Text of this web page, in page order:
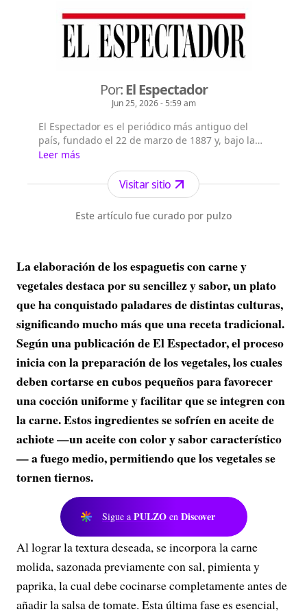
Por:El Espectador
Jun 25, 2026 - 5:59 am
El Espectador es el periódico más antiguo del
país, fundado el 22 de marzo de 1887 y, bajo la
dirección de Fidel Cano, es considerado uno de
los periódicos más serios y profesionales por su
independencia, credibilidad y objetividad.
Leer más
Visitar sitio
Este artículo fue curado por pulzo
La elaboración de los espaguetis con carne y
vegetales destaca por su sencillez y sabor, un plato
que ha conquistado paladares de distintas culturas,
significando mucho más que una receta tradicional.
Según una publicación de El Espectador, el proceso
inicia con la preparación de los vegetales, los cuales
deben cortarse en cubos pequeños para favorecer
una cocción uniforme y facilitar que se integren con
la carne. Estos ingredientes se sofríen en aceite de
achiote —un aceite con color y sabor característico
— a fuego medio, permitiendo que los vegetales se
tornen tiernos.
Sigue a PULZO en Discover
Al lograr la textura deseada, se incorpora la carne
molida, sazonada previamente con sal, pimienta y
paprika, la cual debe cocinarse completamente antes de
añadir la salsa de tomate. Esta última fase es esencial,